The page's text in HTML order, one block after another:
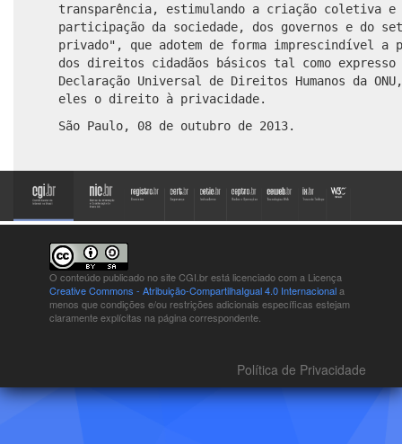
transparência, estimulando a criação coletiva e
participação da sociedade, dos governos e do
privado", que adotem de forma imprescindível a
dos direitos cidadãos básicos tal como expresso
Declaração Universal de Direitos Humanos da
eles o direito à privacidade.
São Paulo, 08 de outubro de 2013.
O conteúdo publicado no site CGI.br está licenciado com a Licença
Creative Commons - Atribuição-CompartilhaIgual 4.0 Internacionala
menos que condições e/ou restrições adicionais específicas estejam
claramente explícitas na página correspondente.
Política de Privacidade